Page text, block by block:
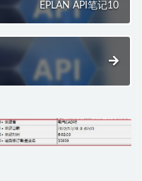
EPLAN API笔记10